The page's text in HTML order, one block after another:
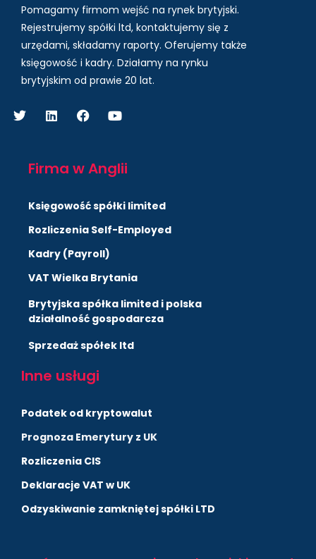
Pomagamy firmom wejść na rynek brytyjski.
Rejestrujemy spółki ltd, kontaktujemy się z
urzędami, składamy raporty. Oferujemy także
księgowość i kadry. Działamy na rynku
brytyjskim od prawie 20 lat.
Firma w Anglii
Księgowość spółki limited
Rozliczenia Self-Employed
Kadry (Payroll)
VAT Wielka Brytania
Brytyjska spółka limited i polska
działalność gospodarcza
Sprzedaż spółek ltd
Inne usługi
Podatek od kryptowalut
Prognoza Emerytury z UK
Rozliczenia CIS
Deklaracje VAT w UK
Odzyskiwanie zamkniętej spółki LTD